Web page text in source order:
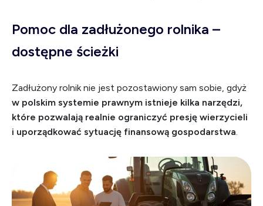
Pomoc dla zadłużonego rolnika –
dostępne ścieżki
Zadłużony rolnik nie jest pozostawiony sam sobie, gdyż
w polskim systemie prawnym istnieje kilka narzędzi,
które pozwalają realnie ograniczyć presję wierzycieli
i uporządkować sytuację finansową gospodarstwa.